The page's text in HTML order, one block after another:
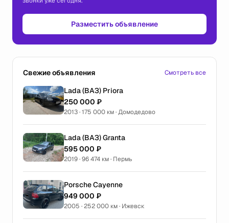
Разместить объявление
Свежие объявления Смотреть все
Lada (ВАЗ) Priora
250 000 ₽
2013 · 175 000 км · Домодедово
Lada (ВАЗ) Granta
595 000 ₽
2019 · 96 474 км · Пермь
Porsche Cayenne
949 000 ₽
2005 · 252 000 км · Ижевск